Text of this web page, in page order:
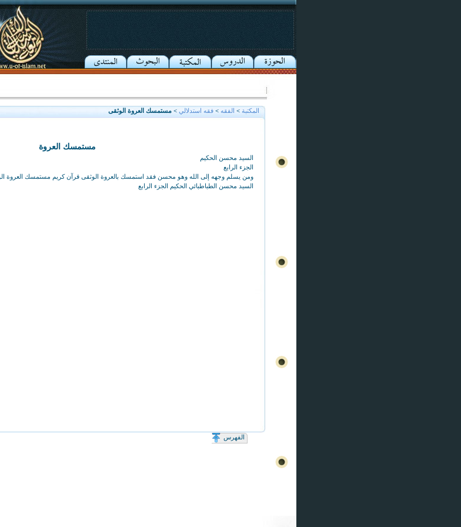
المكتبة > الفقه >فقه استدلالي > مستمسك العروة الوثقى
مستمسك العروة
السيد محسن الحكيم
الجزء الرابع
ومن يسلم وجهه إلى الله وهو محسن فقد استمسك بالعروة الوثقى قرآن كريم مستمسك العروة
السيد محسن الطباطبائي الحكيم الجزء الرابع
الفهرس